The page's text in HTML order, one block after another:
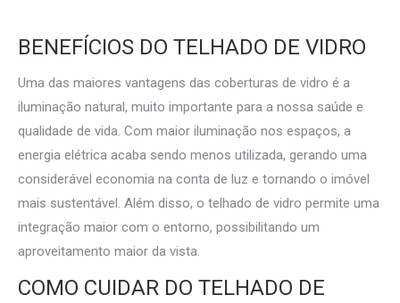
BENEFÍCIOS DO TELHADO DE VIDRO
Uma das maiores vantagens das coberturas de vidro é a
iluminação natural, muito importante para a nossa saúde e
qualidade de vida. Com maior iluminação nos espaços, a
energia elétrica acaba sendo menos utilizada, gerando uma
considerável economia na conta de luz e tornando o imóvel
mais sustentável. Além disso, o telhado de vidro permite uma
integração maior com o entorno, possibilitando um
aproveitamento maior da vista.
COMO CUIDAR DO TELHADO DE